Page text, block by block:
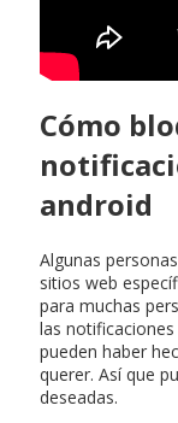
Cómo
android
Algunas
sitios web
para muchas
las
pueden haber
querer. Así que
deseadas.